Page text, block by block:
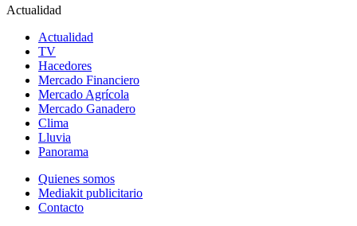
Actualidad
Actualidad
TV
Hacedores
Mercado Financiero
Mercado Agrícola
Mercado Ganadero
Clima
Lluvia
Panorama
Quienes somos
Mediakit publicitario
Contacto